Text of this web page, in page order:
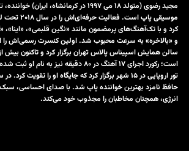
مجید رضوی (متولد ۱۸ می ۱۹۹۷ در کرمانشاه،
موسیقی پاپ است.
کرد و با تک‌آهنگ‌های پرمضمون مانند«نگین قلبمی»،
و«بالاخره»
حافظ نامزد بهترین خواننده پاپ شد. با صدای احساسی،
انرژی، همچنان مخاطبان را مجذوب خود می‌کند.